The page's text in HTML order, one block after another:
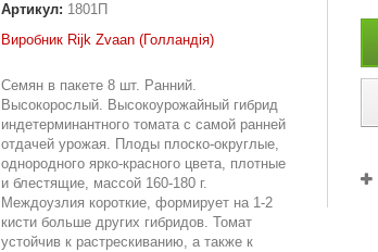
Артикул: 1801П
Виробник Rijk Zvaan (Голландія)
Семян в пакете 8 шт. Ранний.
Высокорослый. Высокоурожайный гибрид
индетерминантного томата с самой ранней
отдачей урожая. Плоды плоско-округлые,
однородного ярко-красного цвета, плотные
и блестящие, массой 160-180 г.
Междоузлия короткие, формирует на 1-2
кисти больше других гибридов. Томат
устойчив к растрескиванию, а также к